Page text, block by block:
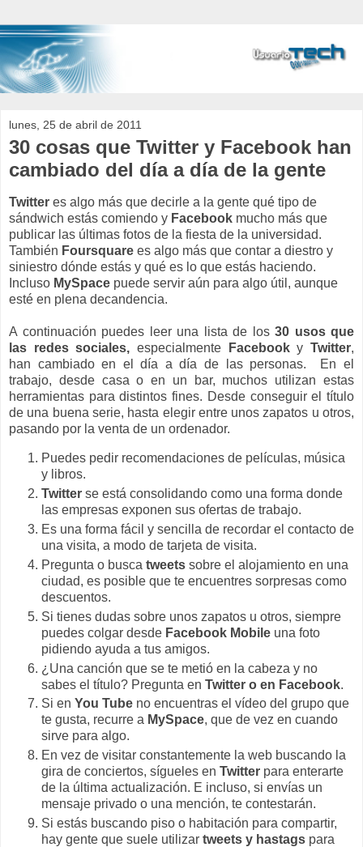
lunes, 25 de abril de 2011
30 cosas que Twitter y Facebook han
cambiado del día a día de la gente
Twitter es algo más que decirle a la gente qué tipo de
sándwich estás comiendo y Facebook mucho más que
publicar las últimas fotos de la fiesta de la universidad.
También Foursquare es algo más que contar a diestro y
siniestro dónde estás y qué es lo que estás haciendo.
Incluso MySpace puede servir aún para algo útil, aunque
esté en plena decandencia.
A continuación puedes leer una lista de los 30 usos que
las redes sociales, especialmente FacebookyTwitter,
han cambiado en el día a día de las personas. En el
trabajo, desde casa o en un bar, muchos utilizan estas
herramientas para distintos fines. Desde conseguir el título
de una buena serie, hasta elegir entre unos zapatos u otros,
pasando por la venta de un ordenador.
Puedes pedir recomendaciones de películas, música
y libros.
Twitter se está consolidando como una forma donde
las empresas exponen sus ofertas de trabajo.
Es una forma fácil y sencilla de recordar el contacto de
una visita, a modo de tarjeta de visita.
Pregunta o busca tweets sobre el alojamiento en una
ciudad, es posible que te encuentres sorpresas como
descuentos.
Si tienes dudas sobre unos zapatos u otros, siempre
puedes colgar desde Facebook Mobile una foto
pidiendo ayuda a tus amigos.
¿Una canción que se te metió en la cabeza y no
sabes el título? Pregunta en Twitter o en Facebook.
Si en You Tube no encuentras el vídeo del grupo que
te gusta, recurre a MySpace, que de vez en cuando
sirve para algo.
En vez de visitar constantemente la web buscando la
gira de conciertos, sígueles en Twitter para enterarte
de la última actualización. E incluso, si envías un
mensaje privado o una mención, te contestarán.
Si estás buscando piso o habitación para compartir,
hay gente que suele utilizar tweets y hastags para